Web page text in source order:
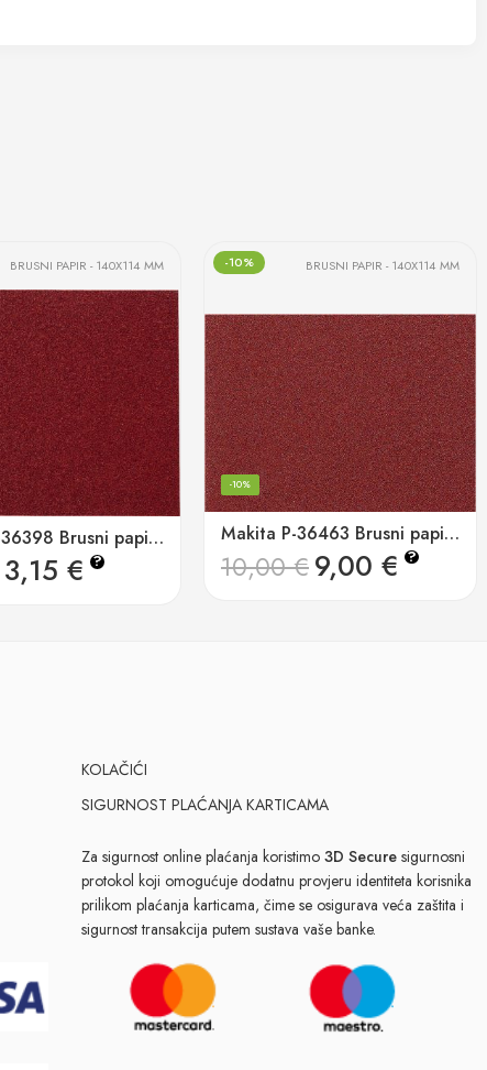
BRUSNI PAPIR - 140X114 MM
Makita P-36398 Brusni papir 114x140mm K40 (pk/10kom)
3,15 € ?
-10% BRUSNI PAPIR - 140X114 MM
Makita P-36463 Brusni papir 114x140mm K100 (pk/50kom)
-10%
10,00€9,00 € ?
KOLAČIĆI
SIGURNOST PLAĆANJA KARTICAMA
Za sigurnost online plaćanja koristimo 3D Securesigurnosni
protokol koji omogućuje dodatnu provjeru identiteta korisnika
prilikom plaćanja karticama, čime se osigurava veća zaštita i
sigurnost transakcija putem sustava vaše banke.